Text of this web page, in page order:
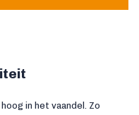
in het vaandel. Zo